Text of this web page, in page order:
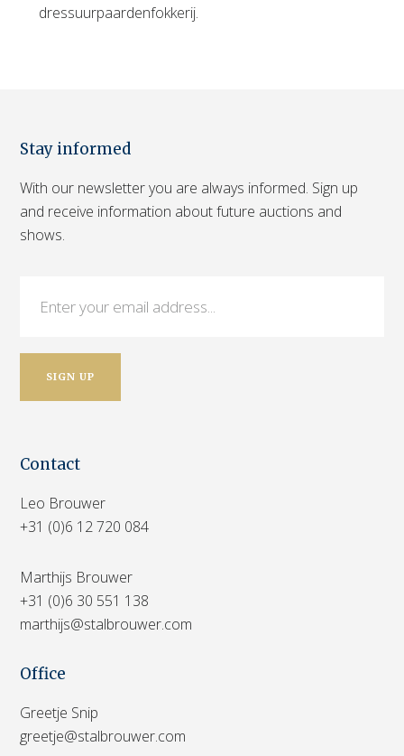
dressuurpaardenfokkerij.
Stay informed
With our newsletter you are always informed. Sign up
and receive information about future auctions and
shows.
Contact
Leo Brouwer
+31 (0)6 12 720 084
Marthijs Brouwer
+31 (0)6 30 551 138
marthijs@stalbrouwer.com
Office
Greetje Snip
greetje@stalbrouwer.com